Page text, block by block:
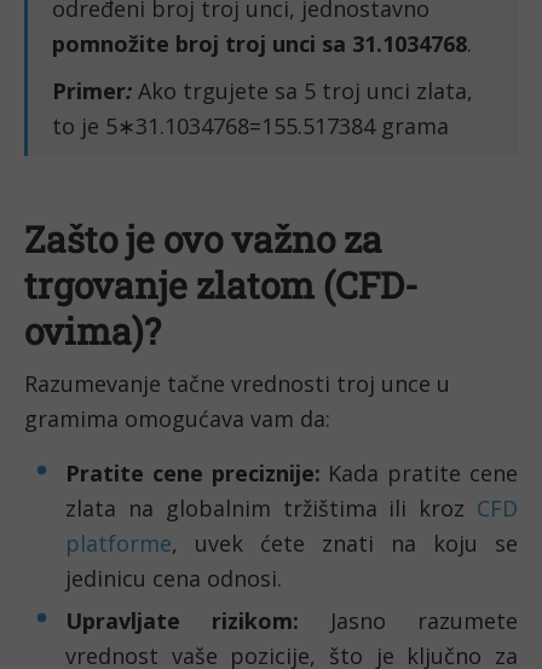
određeni broj troj unci, jednostavno
pomnožite broj troj unci sa 31.1034768.
Primer: Ako trgujete sa 5 troj unci zlata,
to je 5∗31.1034768=155.517384 grama
Zašto je ovo važno za
trgovanje zlatom (CFD-
ovima)?
Razumevanje tačne vrednosti troj unce u
gramima omogućava vam da:
Pratite cene preciznije: Kada pratite cene
zlata na globalnim tržištima ili kroz CFD
platforme, uvek ćete znati na koju se
jedinicu cena odnosi.
Upravljate rizikom: Jasno razumete
vrednost vaše pozicije, što je ključno za